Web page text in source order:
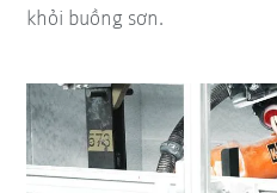
khỏi buồng sơn.